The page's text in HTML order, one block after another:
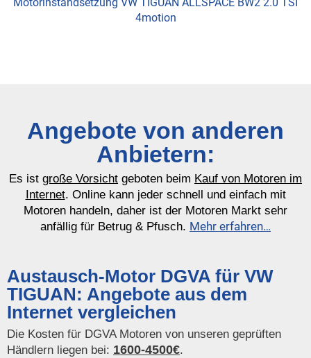
4motion
Angebote von anderen
Anbietern:
Es ist große Vorsicht geboten beim Kauf von Motoren im
Internet. Online kann jeder schnell und einfach mit
Motoren handeln, daher ist der Motoren Markt sehr
anfällig für Betrug & Pfusch. Mehr erfahren…
Austausch-Motor DGVA für VW
TIGUAN: Angebote aus dem
Internet vergleichen
Die Kosten für DGVA Motoren von unseren geprüften
Händlern liegen bei: 1600-4500€.